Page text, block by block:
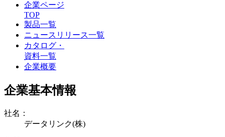
企業ページ
TOP
製品一覧
ニュースリリース一覧
カタログ・
資料一覧
企業概要
企業基本情報
社名：
データリンク(株)